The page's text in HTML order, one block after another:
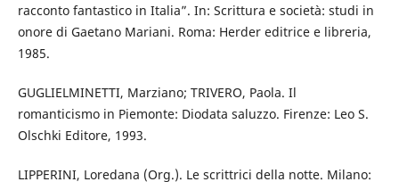
racconto fantastico in Italia”. In: Scrittura e società: studi in
onore di Gaetano Mariani. Roma: Herder editrice e libreria,
1985.
GUGLIELMINETTI, Marziano; TRIVERO, Paola. Il
romanticismo in Piemonte: Diodata saluzzo. Firenze: Leo S.
Olschki Editore, 1993.
LIPPERINI, Loredana (Org.). Le scrittrici della notte. Milano: